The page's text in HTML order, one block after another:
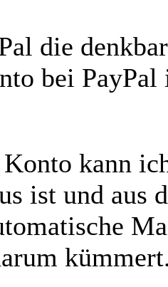
die
bei
kann
ist und aus